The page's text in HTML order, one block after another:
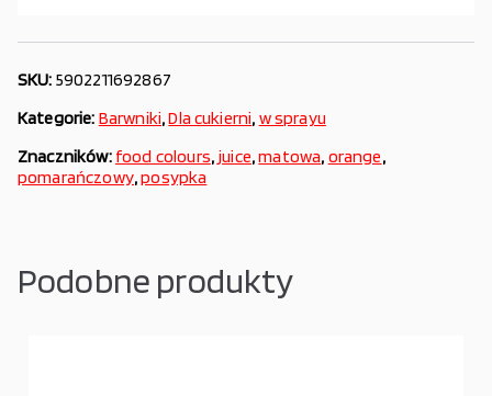
SKU: 5902211692867
Kategorie: Barwniki,Dla cukierni, w sprayu
Znaczników: food colours, juice,matowa, orange,
pomarańczowy,posypka
Podobne produkty